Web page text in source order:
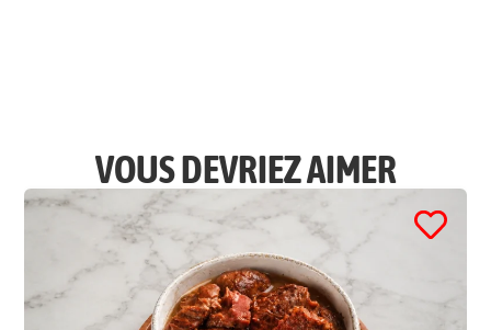
VOUS DEVRIEZ AIMER